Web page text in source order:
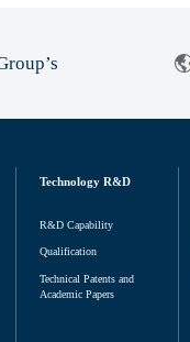
Technology R&D
R&D Capability
Qualification
Technical Patents and
Academic Papers